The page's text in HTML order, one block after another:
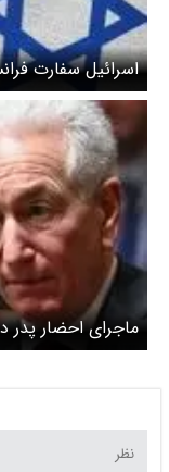
اسرائیل سفارت
ماجرای احضار پدر